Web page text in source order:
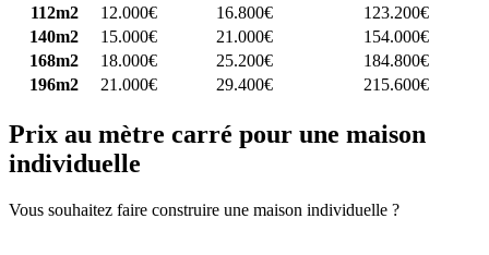
112m2
12.000€ 16.800€
123.200€
140m2
15.000€ 21.000€
154.000€
168m2
18.000€ 25.200€
184.800€
196m2
21.000€ 29.400€ 215.600€
Prix au mètre carré pour une maison
individuelle
Vous souhaitez faire construire une maison individuelle ?